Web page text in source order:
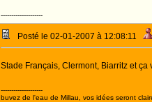
--------------------
Posté le 02-01-2007 à 12:08:11
Stade Français, Clermont, Biarritz et
--------------------
buvez de l'eau de Millau, vos idées seront